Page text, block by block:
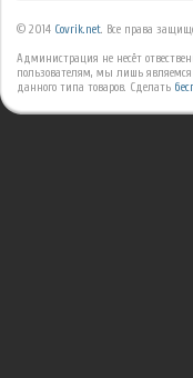
© 2014 Covrik.net. Все права
Администрация не несёт
пользователям, мы лишь
данного типа товаров. Сделать